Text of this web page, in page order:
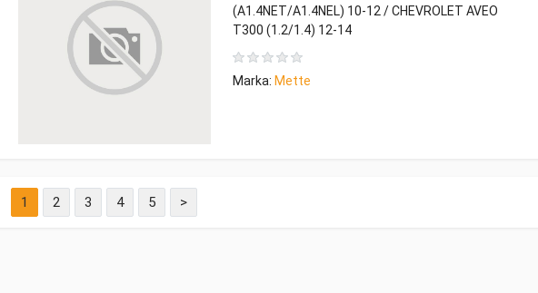
(A1.4NET/A1.4NEL) 10-12 / CHEVROLET AVEO
T300 (1.2/1.4) 12-14
Marka: Mette
1 2 3 4 5 >